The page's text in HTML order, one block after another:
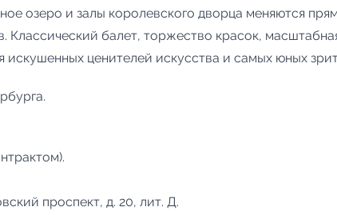
озеро и залы королевского дворца меняются
Классический балет, торжество красок,
ценителей искусства и самых юных
проспект, д. 20, лит. Д.